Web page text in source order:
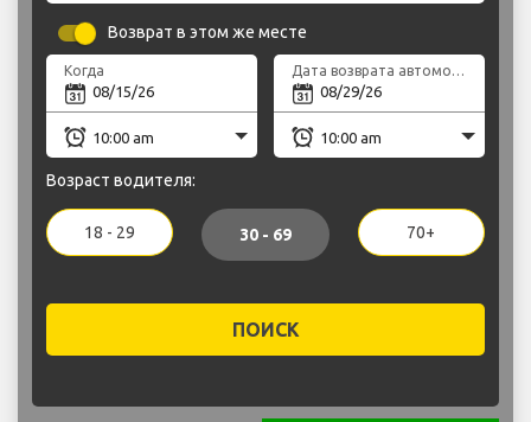
Возврат в этом же месте
Когда Дата возврата автомобиля
Возраст водителя:
18 - 29 30 - 69 70+
ПОИСК